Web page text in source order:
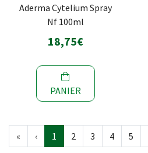
Aderma Cytelium Spray
Nf 100ml
18,75€
PANIER
« ‹ 1 2 3 4 5